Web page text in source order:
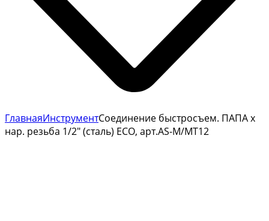
ГлавнаяИнструментСоединение быстросъем. ПАПА х
нар. резьба 1/2″ (сталь) ECO, арт.AS-M/MT12